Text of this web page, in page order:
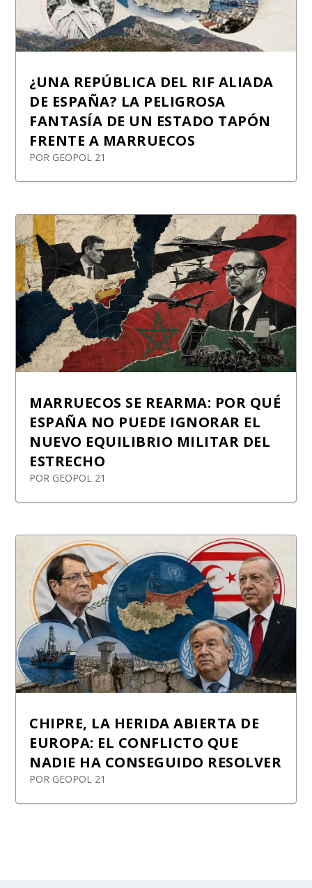
¿UNA REPÚBLICA DEL RIF ALIADA
DE ESPAÑA? LA PELIGROSA
FANTASÍA DE UN ESTADO TAPÓN
FRENTE A MARRUECOS
POR GEOPOL 21
MARRUECOS SE REARMA: POR QUÉ
ESPAÑA NO PUEDE IGNORAR EL
NUEVO EQUILIBRIO MILITAR DEL
ESTRECHO
POR GEOPOL 21
CHIPRE, LA HERIDA ABIERTA DE
EUROPA: EL CONFLICTO QUE
NADIE HA CONSEGUIDO RESOLVER
POR GEOPOL 21